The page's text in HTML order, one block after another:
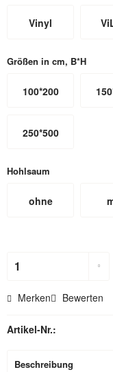
Vinyl
Größen in cm, B*H
100*200
250*500
Hohlsaum
ohne
Merken Bewerten
Artikel-Nr.:
Beschreibung